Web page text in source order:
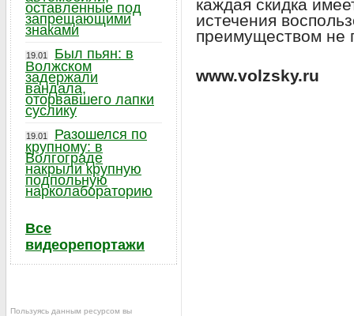
каждая скидка
истечения
преимуществом не
www.volzsky.ru
оставленные под
запрещающими
знаками
19.01
Был пьян: в
Волжском
задержали
вандала,
оторвавшего лапки
суслику
19.01
Разошелся по
крупному: в
Волгограде
накрыли крупную
подпольную
нарколабораторию
Все
видеорепортажи
Пользуясь данным ресурсом вы